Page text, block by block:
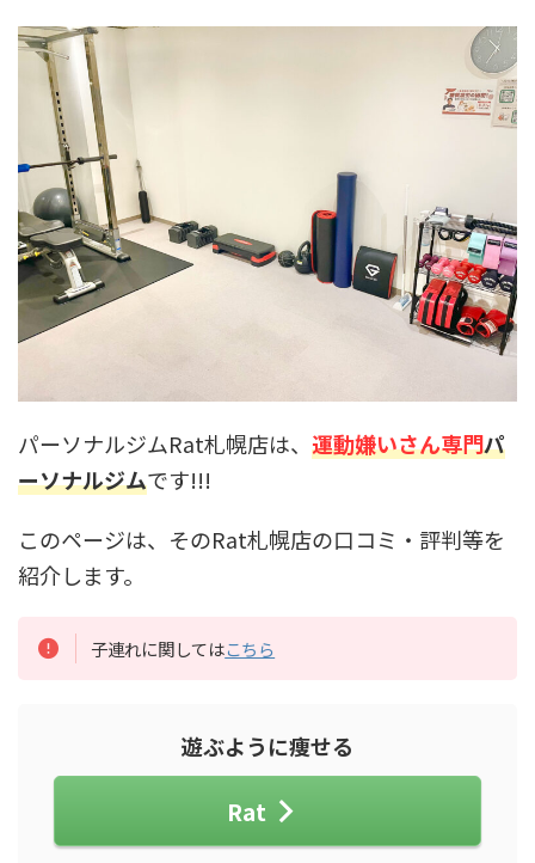
パーソナルジムRat札幌店は、 運動嫌いさん専門パ
ーソナルジムです!!!
このページは、そのRat札幌店の口コミ・評判等を
紹介します。
子連れに関してはこちら
遊ぶように痩せる
Rat